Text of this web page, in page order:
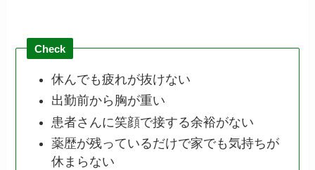
Check
休んでも疲れが抜けない
出勤前から胸が重い
患者さんに笑顔で接する余裕がない
薬歴が残っているだけで家でも気持ちが
休まらない